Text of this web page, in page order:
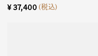
¥ 37,400 (税込)